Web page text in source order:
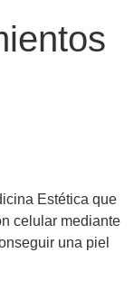
Estética que
celular mediante
una piel